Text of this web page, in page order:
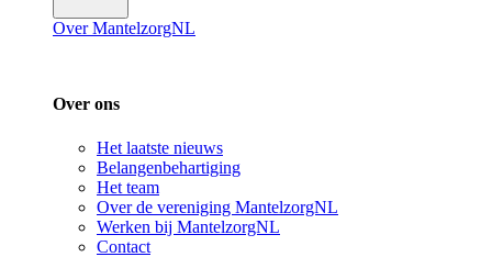
Over MantelzorgNL
Over ons
Het laatste nieuws
Belangenbehartiging
Het team
Over de vereniging MantelzorgNL
Werken bij MantelzorgNL
Contact